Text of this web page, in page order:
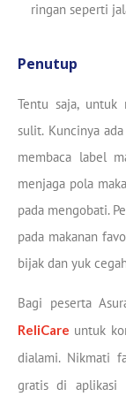
ringan seperti
Penutup
Tentu saja, untuk
sulit. Kuncinya
membaca label
menjaga pola
pada mengobati.
pada makanan
bijak dan yuk
Bagi peserta
ReliCare untuk
dialami. Nikmati
gratis di aplikasi